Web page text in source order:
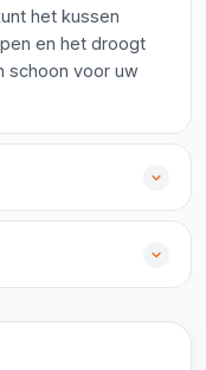
het kussen
en het droogt
schoon voor uw